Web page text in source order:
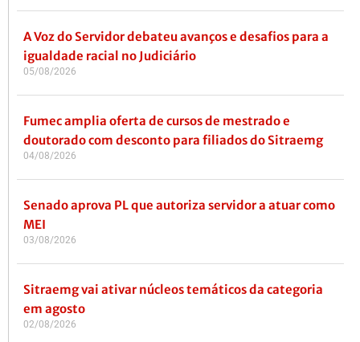
A Voz do Servidor debateu avanços e desafios para a
igualdade racial no Judiciário
05/08/2026
Fumec amplia oferta de cursos de mestrado e
doutorado com desconto para filiados do Sitraemg
04/08/2026
Senado aprova PL que autoriza servidor a atuar como
MEI
03/08/2026
Sitraemg vai ativar núcleos temáticos da categoria
em agosto
02/08/2026